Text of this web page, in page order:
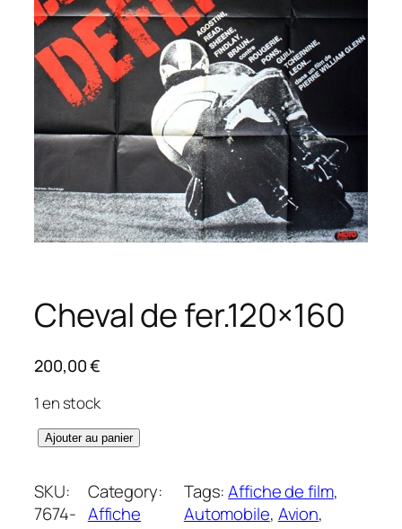
Cheval de fer.120×160
200,00€
1 en stock
q
a
n
Ajouter au panier
SKU:
7674-
Category:
Affiche
Tags:Affiche de film
Automobile, Avion